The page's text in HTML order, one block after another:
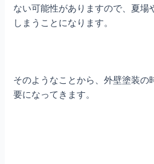
ない可能性がありますので、夏場
しまうことになります。
そのようなことから、外壁塗装の
要になってきます。